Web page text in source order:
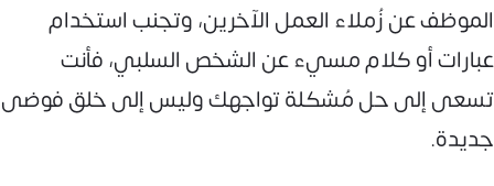
الموظف عن زُملاء العمل الآخرين، وتجنب استخدام
عبارات أو كلام مسيء عن الشخص السلبي، فأنت
تسعى إلى حل مُشكلة تواجهك وليس إلى خلق فوضى
جديدة.